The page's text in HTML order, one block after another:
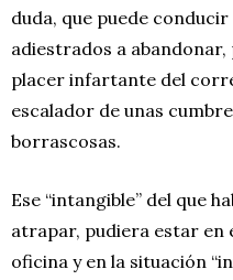
duda, que puede
adiestrados a
placer infartante del
escalador de unas
borrascosas.
Ese “intangible” del que
atrapar, pudiera estar en
oficina y en la situación